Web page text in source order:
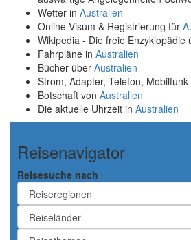
Wetter in Australien
Online Visum & Registrierung für
Wikipedia - Die freie Enzyklopädie
Fahrpläne in Australien
Bücher über Australien
Strom, Adapter, Telefon, Mobilfunk
Botschaft von Australien
Die aktuelle Uhrzeit in Australien
Reisenavigator
Reisesuche nach